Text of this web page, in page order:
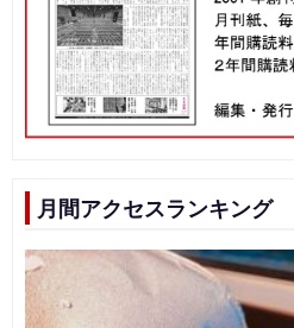
月間アクセスランキング